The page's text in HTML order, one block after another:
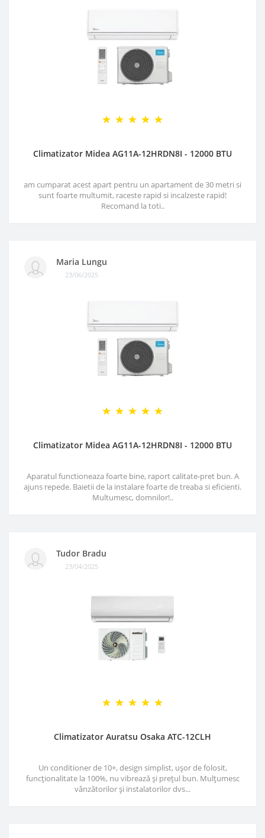
Climatizator Midea AG11A-12HRDN8I - 12000 BTU
am cumparat acest apart pentru un apartament de 30 metri si
sunt foarte multumit, raceste rapid si incalzeste rapid!
Recomand la toti..
Maria Lungu
23/06/2025
Climatizator Midea AG11A-12HRDN8I - 12000 BTU
Aparatul functioneaza foarte bine, raport calitate-pret bun. A
ajuns repede. Baietii de la instalare foarte de treaba si eficienti.
Multumesc, domnilor!..
Tudor Bradu
23/04/2025
Climatizator Auratsu Osaka ATC-12CLH
Un conditioner de 10+, design simplist, ușor de folosit,
funcționalitate la 100%, nu vibrează și prețul bun. Mulțumesc
vânzătorilor și instalatorilor dvs...